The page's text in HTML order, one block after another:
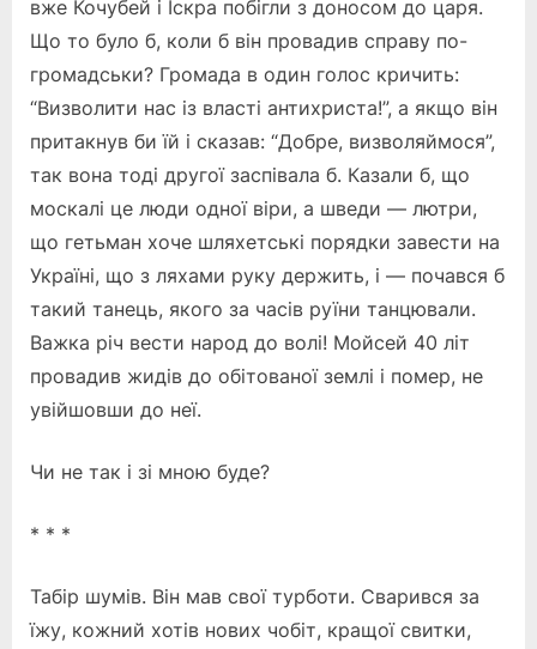
вже Кочубей і Іскра побігли з доносом до царя.
Що то було б, коли б він провадив справу по-
громадськи? Громада в один голос кричить:
“Визволити нас із власті антихриста!”, а якщо він
притакнув би їй і сказав: “Добре, визволяймося”,
так вона тоді другої заспівала б. Казали б, що
москалі це люди одної віри, а шведи — лютри,
що гетьман хоче шляхетські порядки завести на
Україні, що з ляхами руку держить, і — почався б
такий танець, якого за часів руїни танцювали.
Важка річ вести народ до волі! Мойсей 40 літ
провадив жидів до обітованої землі і помер, не
увійшовши до неї.
Чи не так і зі мною буде?
* * *
Табір шумів. Він мав свої турботи. Сварився за
їжу, кожний хотів нових чобіт, кращої свитки,